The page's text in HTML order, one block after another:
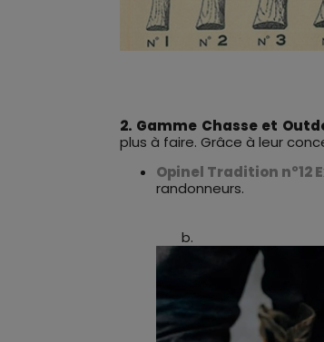
2. Gamme Chasse et
plus à faire. Grâce à leur
Opinel Tradition n°12
randonneurs.
b.